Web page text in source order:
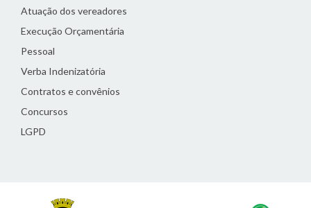
Atuação dos vereadores
Execução Orçamentária
Pessoal
Verba Indenizatória
Contratos e convênios
Concursos
LGPD